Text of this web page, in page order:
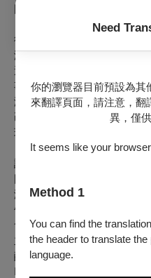
Need
你的瀏覽器目前預設為其
來翻譯頁面，請注意，
異，僅
It seems like your
Method 1
You can find the
the header to translate
language.
國、中國、新加坡、馬來西
《狂起》獲 2017 年曼谷藝
術設計及最佳肢體類演出四
演2019 年烏鎮戲劇節。著有
近年編導作品有動見体劇團
事工廠《七十三變》；衛武
演）；編劇作品有表演工作
己》、明華園總團《步月火
班》；影集《整形過後》等。
詞曲創作暨主演／梁允睿
國立臺灣藝術大學戲劇系畢
演、編劇暨演員。2018年國
告示》入圍臺灣文學獎劇本
會議題與情感敘事，擅長捕
主要作品：紅潮劇集《美味
醒來前十秒》、《瑪莉
INRED》、《靈魂的告白